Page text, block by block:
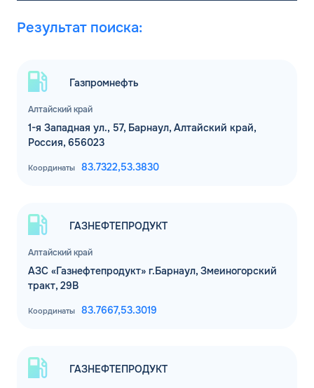
Результат поиска:
Алтайский край
Газпромнефть
1-я Западная ул., 57, Барнаул, Алтайский край,
Россия, 656023
Координаты 83.7322,53.3830
Алтайский край
ГАЗНЕФТЕПРОДУКТ
АЗС «Газнефтепродукт» г.Барнаул, Змеиногорский
тракт, 29В
Координаты 83.7667,53.3019
ГАЗНЕФТЕПРОДУКТ